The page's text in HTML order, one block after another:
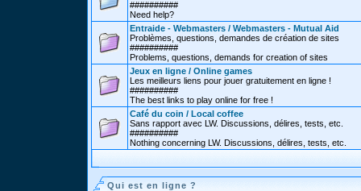
##########
Need help?
Entraide - Webmasters / Webmasters - Mutual Aid
Problèmes, questions, demandes de création de sites
##########
Problems, questions, demands for creation of sites
Jeux en ligne / Online games
Les meilleurs liens pour jouer gratuitement en ligne !
##########
The best links to play online for free !
Café du coin / Local coffee
Sans rapport avec LW. Discussions, délires, tests, etc.
##########
Nothing concerning LW. Discussions, délires, tests, etc.
Qui est en ligne ?